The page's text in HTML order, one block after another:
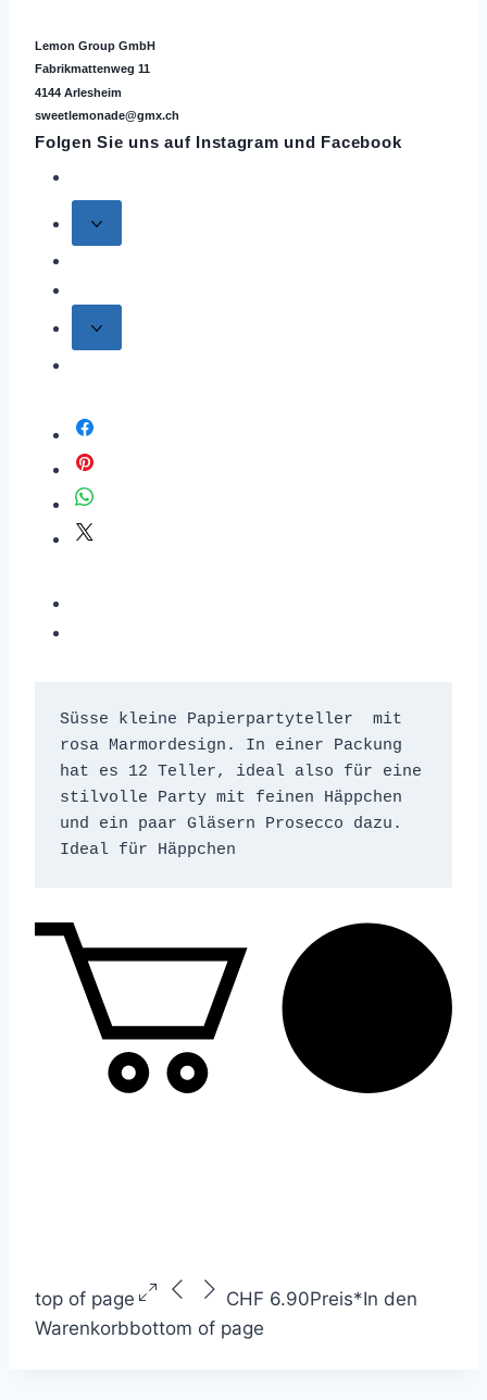
Lemon Group GmbH
Fabrikmattenweg 11
4144 Arlesheim
sweetlemonade@gmx.ch
Folgen Sie uns auf Instagram und Facebook
Süsse kleine Papierpartyteller  mit
rosa Marmordesign. In einer Packung
hat es 12 Teller, ideal also für eine
stilvolle Party mit feinen Häppchen
und ein paar Gläsern Prosecco dazu.
Ideal für Häppchen
top of page CHF 6.90Preis*In den
Warenkorbbottom of page